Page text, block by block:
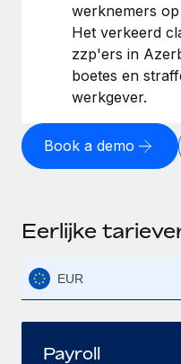
werknemers
Het verkeerd
zzp'ers in
boetes en
werkgever.
Book a demo
Eerlijke
EUR
Payroll